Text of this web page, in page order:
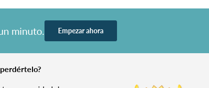
minuto. Empezar ahora